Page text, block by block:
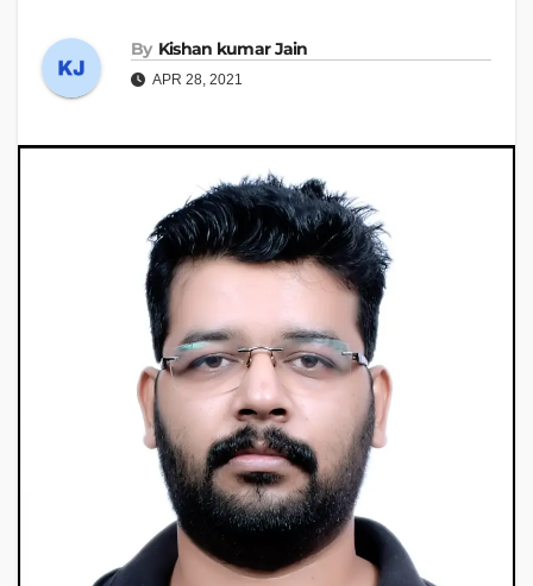
By Kishan kumar Jain
APR 28, 2021